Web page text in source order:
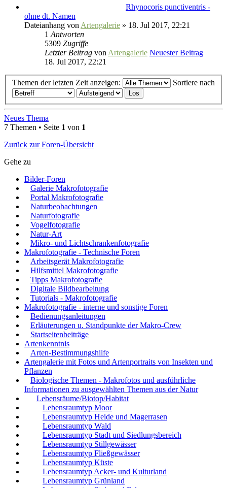
Rhynocoris punctiventris -
ohne dt. Namen
Dateianhang von Artengalerie » 18. Jul 2017, 22:21
1 Antworten
5309 Zugriffe
Letzter Beitrag von Artengalerie Neuester Beitrag
18. Jul 2017, 22:21
Themen der letzten Zeit anzeigen: Sortiere nach
Neues Thema
7 Themen • Seite 1 von 1
Zurück zur Foren-Übersicht
Gehe zu
Bilder-Foren
Galerie Makrofotografie
Portal Makrofotografie
Naturbeobachtungen
Naturfotografie
Vogelfotografie
Natur-Art
Mikro- und Lichtschrankenfotografie
Makrofotografie - Technische Foren
Arbeitsgerät Makrofotografie
Hilfsmittel Makrofotografie
Tipps Makrofotografie
Digitale Bildbearbeitung
Tutorials - Makrofotografie
Makrofotografie - interne und sonstige Foren
Bedienungsanleitungen
Erläuterungen u. Standpunkte der Makro-Crew
Startseitenbeiträge
Artenkenntnis
Arten-Bestimmungshilfe
Artengalerie mit Fotos und Artenportraits von Insekten und
Pflanzen
Biologische Themen - Makrofotos und ausführliche
Informationen zu ausgewählten Themen aus der Natur
Lebensräume/Biotop/Habitat
Lebensraumtyp Moor
Lebensraumtyp Heide und Magerrasen
Lebensraumtyp Wald
Lebensraumtyp Stadt und Siedlungsbereich
Lebensraumtyp Stillgewässer
Lebensraumtyp Fließgewässer
Lebensraumtyp Küste
Lebensraumtyp Acker- und Kulturland
Lebensraumtyp Grünland